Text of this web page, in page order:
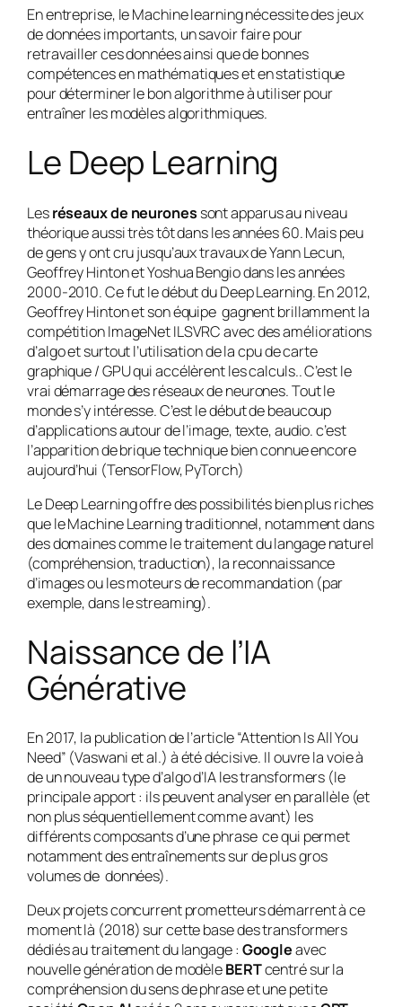
En entreprise, le Machine learning nécessite des jeux
de données importants, un savoir faire pour
retravailler ces données ainsi que de bonnes
compétences en mathématiques et en statistique
pour déterminer le bon algorithme à utiliser pour
entraîner les modèles algorithmiques.
Le Deep Learning
Lesréseaux de neurones sont apparus au niveau
théorique aussi très tôt dans les années 60. Mais peu
de gens y ont cru jusqu’aux travaux de Yann Lecun,
Geoffrey Hinton et Yoshua Bengio dans les années
2000-2010. Ce fut le début du Deep Learning. En 2012,
Geoffrey Hinton et son équipe gagnent brillamment la
compétition ImageNet ILSVRC avec des améliorations
d’algo et surtout l’utilisation de la cpu de carte
graphique / GPU qui accélèrent les calculs.. C’est le
vrai démarrage des réseaux de neurones. Tout le
monde s’y intéresse. C’est le début de beaucoup
d’applications autour de l’image, texte, audio. c’est
l’apparition de brique technique bien connue encore
aujourd’hui (TensorFlow, PyTorch)
Le Deep Learning offre des possibilités bien plus riches
que le Machine Learning traditionnel, notamment dans
des domaines comme le traitement du langage naturel
(compréhension, traduction), la reconnaissance
d’images ou les moteurs de recommandation (par
exemple, dans le streaming).
Naissance de l’IA
Générative
En 2017, la publication de l’article “Attention Is All You
Need” (Vaswani et al.) à été décisive. Il ouvre la voie à
de un nouveau type d’algo d’IA les transformers (le
principale apport : ils peuvent analyser en parallèle (et
non plus séquentiellement comme avant) les
différents composants d’une phrase ce qui permet
notamment des entraînements sur de plus gros
volumes de données).
Deux projets concurrent prometteurs démarrent à ce
moment là (2018) sur cette base des transformers
dédiés au traitement du langage : Googleavec
nouvelle génération de modèleBERTcentré sur la
compréhension du sens de phrase et une petite